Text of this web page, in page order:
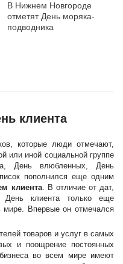
В Нижнем Новгороде
отметят День моряка-
подводника
клиента
которые люди отмечают,
или иной социальной группе
День влюбленных, День
пополнился еще одним
клиента. В отличие от дат,
День клиента только еще
мире. Впервые он отмечался
товаров и услуг в самых
и поощрение постоянных
во всем мире имеют